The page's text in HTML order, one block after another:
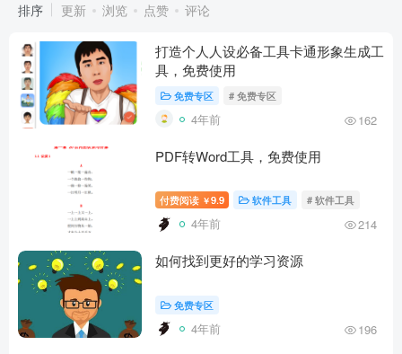
排序 更新 浏览 点赞 评论
打造个人人设必备工具卡通形象生成工
具，免费使用
免费专区 # 免费专区
4年前 162
PDF转Word工具，免费使用
付费阅读 ￥9.9 软件工具 # 软件工具
4年前 214
如何找到更好的学习资源
免费专区
4年前 196